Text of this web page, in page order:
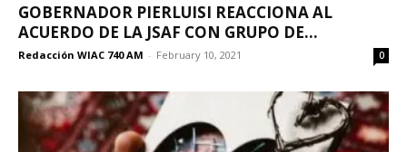
GOBERNADOR PIERLUISI REACCIONA AL
ACUERDO DE LA JSAF CON GRUPO DE...
Redacción WIAC 740 AM - February 10, 2021 0